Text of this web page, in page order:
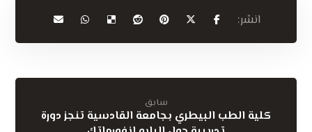
سابق
كلية الطب البيطري بجامعة القادسية تنجز دورة